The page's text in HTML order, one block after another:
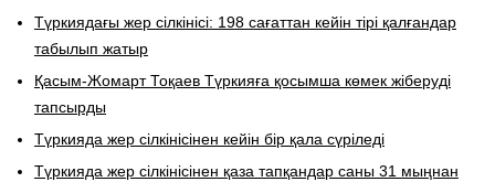
Түркиядағы жер сілкінісі: 198 сағаттан кейін тірі қалғандар
табылып жатыр
Қасым-Жомарт Тоқаев Түркияға қосымша көмек жіберуді
тапсырды
Түркияда жер сілкінісінен кейін бір қала сүріледі
Түркияда жер сілкінісінен қаза тапқандар саны 31 мыңнан